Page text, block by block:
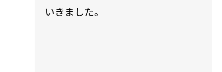
いきました。